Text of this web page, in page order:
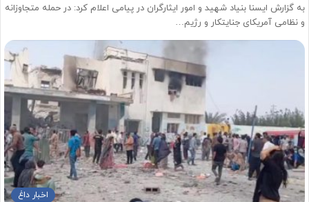
به گزارش ایسنا بنیاد شهید و امور ایثارگران در پیامی اعلام کرد: در حمله متجاوزانه
و نظامی آمریکای جنایتکار و رژیم…
اخبار داغ